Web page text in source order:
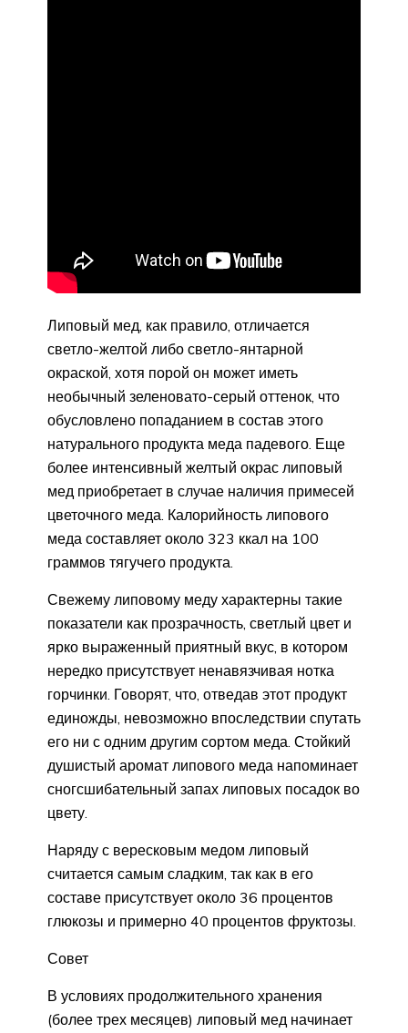
Липовый мед, как правило, отличается
светло-желтой либо светло-янтарной
окраской, хотя порой он может иметь
необычный зеленовато-серый оттенок, что
обусловлено попаданием в состав этого
натурального продукта меда падевого. Еще
более интенсивный желтый окрас липовый
мед приобретает в случае наличия примесей
цветочного меда. Калорийность липового
меда составляет около 323 ккал на 100
граммов тягучего продукта.
Свежему липовому меду характерны такие
показатели как прозрачность, светлый цвет и
ярко выраженный приятный вкус, в котором
нередко присутствует ненавязчивая нотка
горчинки. Говорят, что, отведав этот продукт
единожды, невозможно впоследствии спутать
его ни с одним другим сортом меда. Стойкий
душистый аромат липового меда напоминает
сногсшибательный запах липовых посадок во
цвету.
Наряду с вересковым медом липовый
считается самым сладким, так как в его
составе присутствует около 36 процентов
глюкозы и примерно 40 процентов фруктозы.
Совет
В условиях продолжительного хранения
(более трех месяцев) липовый мед начинает